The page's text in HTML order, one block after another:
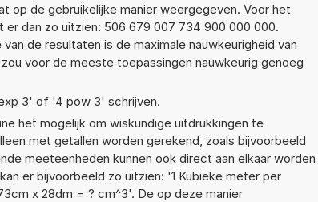
op de gebruikelijke manier weergegeven. Voor het
dan zo uitzien: 506 679 007 734 900 000 000.
de resultaten is de maximale nauwkeurigheid van
voor de meeste toepassingen nauwkeurig genoeg
3' of '4 pow 3' schrijven.
het mogelijk om wiskundige uitdrukkingen te
met getallen worden gerekend, zoals bijvoorbeeld
meeteenheden kunnen ook direct aan elkaar worden
er bijvoorbeeld zo uitzien: '1 Kubieke meter per
x 28dm = ? cm^3'. De op deze manier